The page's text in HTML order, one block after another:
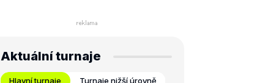
Aktuální turnaje
Hlavní turnaje Turnaje nižší úrovně